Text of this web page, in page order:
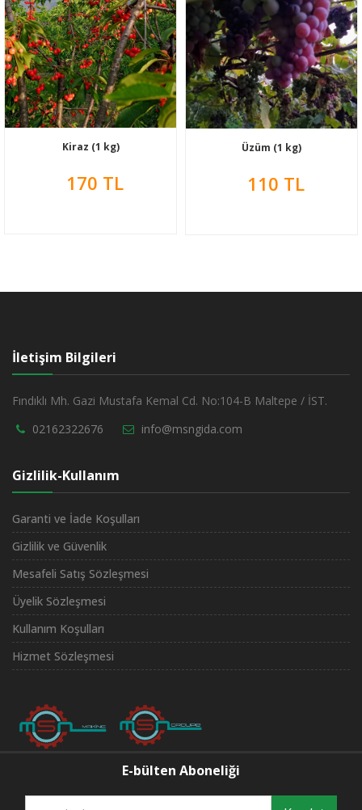
Kiraz (1 kg)
170 TL
Üzüm (1 kg)
110 TL
İletişim Bilgileri
Fındıklı Mh. Gazi Mustafa Kemal Cd. No:104-B Maltepe / İST.
02162322676
info@msngida.com
Gizlilik-Kullanım
Garanti ve İade Koşulları
Gizlilik ve Güvenlik
Mesafeli Satış Sözleşmesi
Üyelik Sözleşmesi
Kullanım Koşulları
Hizmet Sözleşmesi
E-bülten Aboneliği